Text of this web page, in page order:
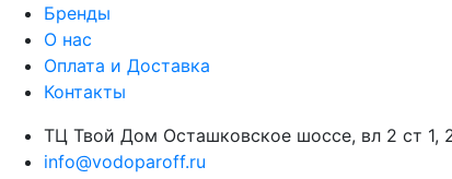
Бренды
О нас
Оплата и Доставка
Контакты
ТЦ Твой Дом Осташковское шоссе, вл 2 ст 1,
info@vodoparoff.ru